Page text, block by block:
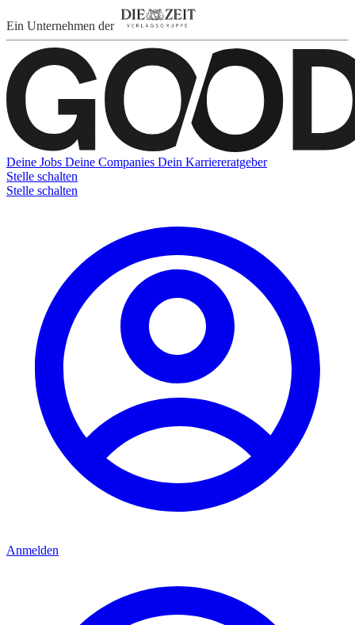
Ein Unternehmen der
Deine Jobs Deine Companies Dein Karriereratgeber
Stelle schalten
Stelle schalten
Anmelden